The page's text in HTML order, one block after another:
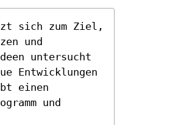
sich zum Ziel,
und
untersucht
Entwicklungen
einen
und